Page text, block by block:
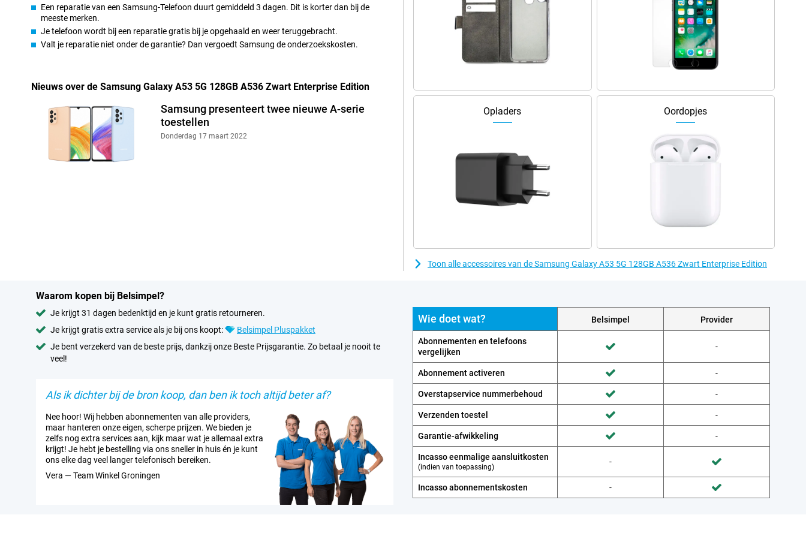
De grote batterij van de Samsung Galaxy A53 5G zorgt voor enorm veel capaciteit waardoor je het
met een keer laden lang volhoudt. Je kan je oplader dus gerust thuis laten. Deze telefoon van
Samsung heeft en mid-range processor onder de motorkap. Deze is krachtig genoeg voor
alledaagse apps, zoals sociale media, maar is niet krachtig genoeg voor de zwaardere apps.
Een reparatie van een Samsung-Telefoon duurt gemiddeld 3 dagen. Dit is korter dan bij de
meeste merken.
Je telefoon wordt bij een reparatie gratis bij je opgehaald en weer teruggebracht.
Valt je reparatie niet onder de garantie? Dan vergoedt Samsung de onderzoekskosten.
Nieuws over de Samsung Galaxy A53 5G 128GB A536 Zwart Enterprise Edition
Samsung presenteert twee nieuwe A-serie
toestellen
Donderdag 17 maart 2022
Opladers Oordopjes
Toon alle accessoires van de Samsung Galaxy A53 5G 128GB A536 Zwart Enterprise Edition
Waarom kopen bij Belsimpel?
Je krijgt 31 dagen bedenktijd en je kunt gratis retourneren.
Je krijgt gratis extra service als je bij ons koopt:
Belsimpel Pluspakket
Je bent verzekerd van de beste prijs, dankzij onze Beste Prijsgarantie. Zo betaal je nooit te
veel!
Als ik dichter bij de bron koop, dan ben ik toch altijd beter af?
Nee hoor! Wij hebben abonnementen van alle providers,
maar hanteren onze eigen, scherpe prijzen. We bieden je
zelfs nog extra services aan, kijk maar wat je allemaal extra
krijgt! Je hebt je bestelling via ons sneller in huis én je kunt
ons elke dag veel langer telefonisch bereiken.
Vera — Team Winkel Groningen
Wie doet wat? Belsimpel Provider
Abonnementen en telefoons
vergelijken
Wordt gedaan door Belsimpel Wordt niet gedaan door Provider
-
Abonnement activeren Wordt gedaan door Belsimpel Wordt niet gedaan door Provider
-
Overstapservice nummerbehoud Wordt gedaan door Belsimpel Wordt niet gedaan door Provider
-
Verzenden toestel Wordt gedaan door Belsimpel Wordt niet gedaan door Provider
-
Garantie-afwikkeling Wordt gedaan door Belsimpel Wordt niet gedaan door Provider
-
Incasso eenmalige aansluitkosten
(indien van toepassing)
Wordt niet gedaan door Belsimpel
- Wordt gedaan door Provider
Incasso abonnements­kosten Wordt niet gedaan door Belsimpel
- Wordt gedaan door Provider